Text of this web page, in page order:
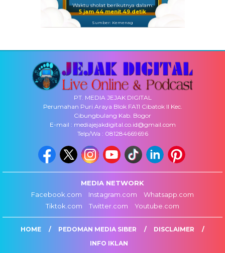
Waktu sholat berikutnya dalam:
5 jam 44 menit 48 detik
Sumber: Kemenag
PT. MEDIA JEJAK DIGITAL
Perumahan Puri Araya Blok FA11 Cibatok II Kec.
Cibungbulang Kab. Bogor
E-mail : mediajejakdigital.co.id@gmail.com
Telp/Wa : 081284669696
MEDIA NETWORK
Facebook.com
Instagram.com
Whatsapp.com
Tiktok.com
Twitter.com Youtube.com
HOME PEDOMAN MEDIA SIBER
DISCLAIMER
INFO IKLAN